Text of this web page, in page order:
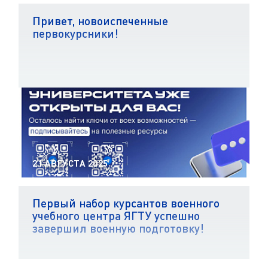
Привет, новоиспеченные
первокурсники!
21 АВГУСТА 2025
Первый набор курсантов военного
учебного центра ЯГТУ успешно
завершил военную подготовку!